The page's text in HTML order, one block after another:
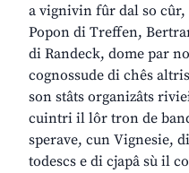
a vignivin fûr dal so
Popon di Treffen,
di Randeck, dome par
cognossude di chês
son stâts organizâts
cuintri il lôr tron de
sperave, cun Vignesie,
todescs e di cjapâ sù il